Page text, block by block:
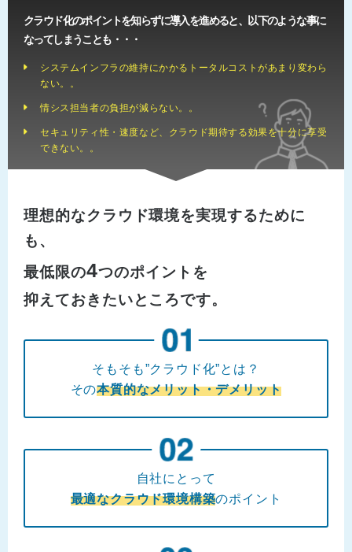
クラウド化のポイントを知らずに導入を進めると、以下のような事に
なってしまうことも・・・
システムインフラの維持にかかるトータルコストがあまり変わら
ない。。
情シス担当者の負担が減らない。。
セキュリティ性・速度など、クラウド期待する効果を十分に享受
できない。。
理想的なクラウド環境を実現するために
も、
最低限の4つのポイントを
抑えておきたいところです。
そもそも”クラウド化”とは？
その本質的なメリット・デメリット
自社にとって
最適なクラウド環境構築のポイント